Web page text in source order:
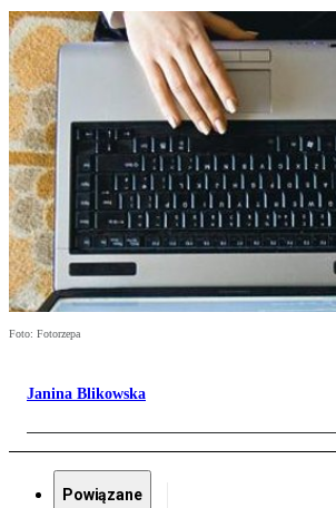
Foto: Fotorzepa
Janina Blikowska
Powiązane